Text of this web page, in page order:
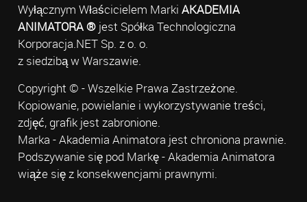
Wyłącznym Właścicielem Marki AKADEMIA
ANIMATORA ®jest Spółka Technologiczna
Korporacja.NET Sp. z o. o.
z siedzibą w Warszawie.
Copyright © - Wszelkie Prawa Zastrzeżone.
Kopiowanie, powielanie i wykorzystywanie treści,
zdjęć, grafik jest zabronione.
Marka - Akademia Animatora jest chroniona prawnie.
Podszywanie się pod Markę - Akademia Animatora
wiąże się z konsekwencjami prawnymi.